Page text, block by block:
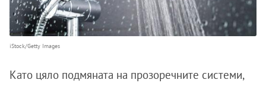
iStock/Getty Images
Като цяло подмяната на прозоречните системи,